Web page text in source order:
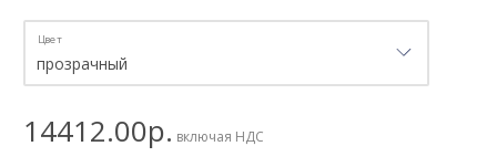
Цвет
14412.00р. включая НДС